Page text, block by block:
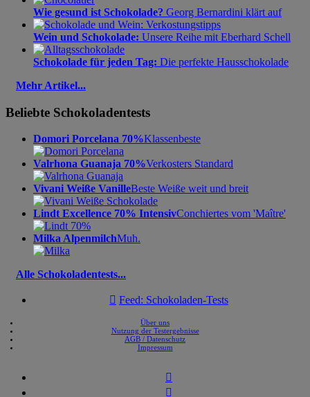
Wie gesund ist Schokolade? Georg Bernardini klärt auf
Wein und Schokolade: Unsere Reihe mit Eberhard Schell
Schokolade für jeden Tag: Die perfekte Hausschokolade
Mehr Artikel...
Beliebte Schokoladentests
Domori Porcelana 70%Klassenbeste
Valrhona Guanaja 70%Verkosters Standard
Vivani Weiße VanilleBeste Weiße weit und breit
Lindt Excellence 70% IntensivConchiertes vom 'Maître'
Milka AlpenmilchMuh.
Alle Schokoladentests...
 Feed: Schokoladen-Tests
Über uns
Nutzung der Testergebnisse
AGB / Datenschutz
Impressum

